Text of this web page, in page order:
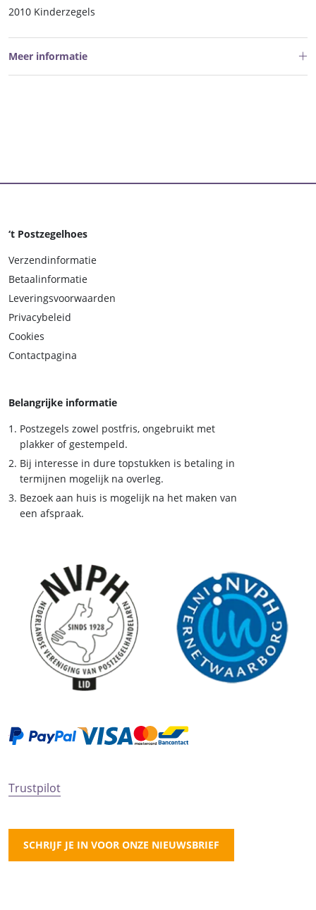
postfris
2010 Kinderzegels
Meer informatie
‘t Postzegelhoes
Verzendinformatie
Betaalinformatie
Leveringsvoorwaarden
Privacybeleid
Cookies
Contactpagina
Belangrijke informatie
Postzegels zowel postfris, ongebruikt met
plakker of gestempeld.
Bij interesse in dure topstukken is betaling in
termijnen mogelijk na overleg.
Bezoek aan huis is mogelijk na het maken van
een afspraak.
Trustpilot
SCHRIJF JE IN VOOR ONZE NIEUWSBRIEF